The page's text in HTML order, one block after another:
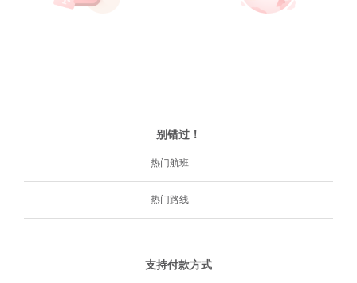
别错过！
热门航班
热门路线
支持付款方式